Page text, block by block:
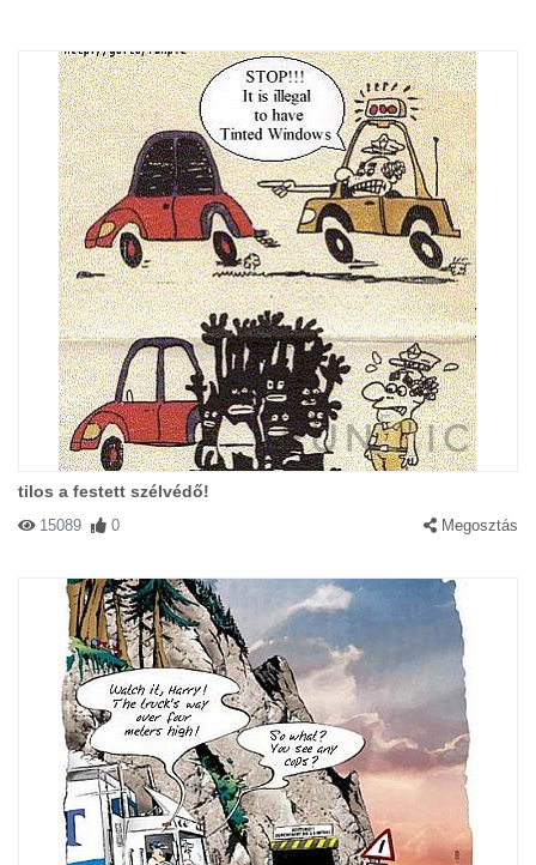
#78970 qwe|2004-05-11 00:00:00| Válasz
Anyuu...szoval az Apa tenyleg egy igazi hos volt ??
#78971 BabyGIRL|2004-05-11 00:00:00| Válasz
imádnivalóak
#78690 D!nnye|2004-05-10 00:00:00| Válasz
Erre nincsenek szavak.. :o)
tilos a festett szélvédő!
15089 0 Megosztás